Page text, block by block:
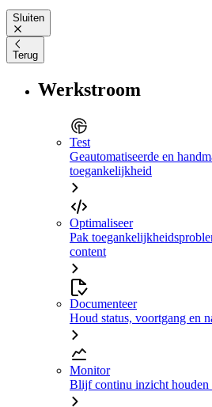
Sluiten
Terug
Werkstroom
Test
Geautomatiseerde en
toegankelijkheid
Optimaliseer
Pak
content
Documenteer
Houd status, voortgang en
Monitor
Blijf continu inzicht houden